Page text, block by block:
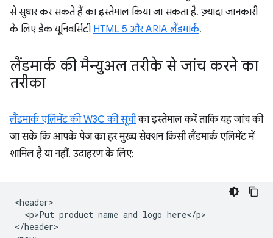
से सुधार कर सकते हैं का इस्तेमाल किया जा सकता है. ज़्यादा जानकारी
के लिए डेक यूनिवर्सिटी HTML 5 और ARIA लैंडमार्क.
लैंडमार्क की मैन्युअल तरीके से जांच करने का
तरीका
लैंडमार्क एलिमेंट की W3C की सूचीका इस्तेमाल करें ताकि यह जांच की
जा सके कि आपके पेज का हर मुख्य सेक्शन किसी लैंडमार्क एलिमेंट में
शामिल है या नहीं. उदाहरण के लिए:
<header>
  <p>Put product name and logo here</p>
</header>